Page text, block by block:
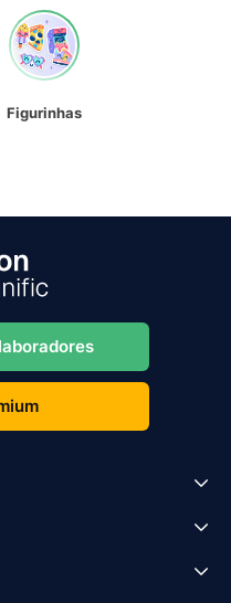
Figurinhas